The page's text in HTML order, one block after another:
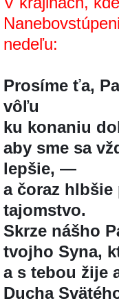
nedeľu:
Prosíme ťa,
vôľu
ku konaniu
aby sme sa
lepšie, —
a čoraz
tajomstvo.
Skrze nášho
tvojho Syna,
a s tebou žije
Ducha